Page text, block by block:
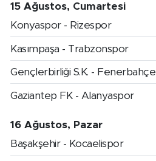
15 Ağustos, Cumartesi
Konyaspor - Rizespor
Kasımpaşa - Trabzonspor
Gençlerbirliği S.K. - Fenerbahçe
Gaziantep FK - Alanyaspor
16 Ağustos, Pazar
Başakşehir - Kocaelispor